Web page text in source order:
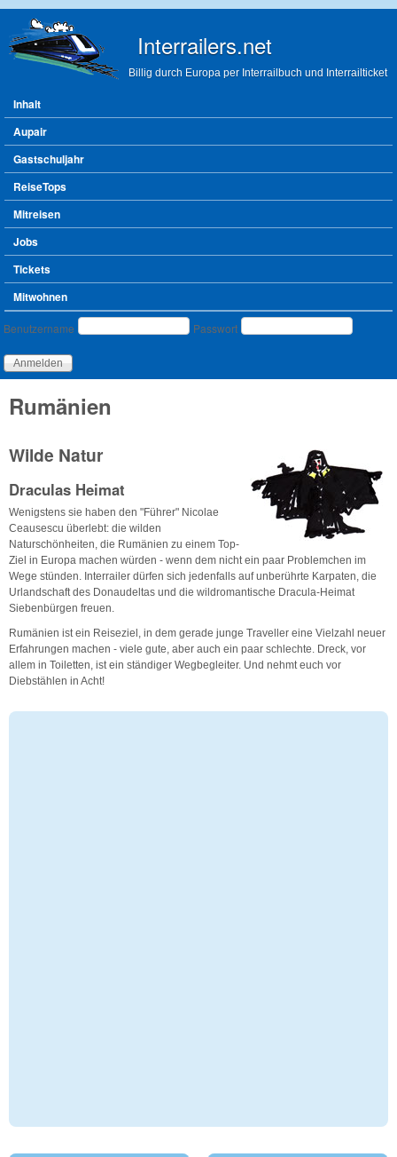
Interrailers.net
Billig durch Europa per Interrailbuch und Interrailticket
Hauptmenü
Inhalt
Aupair
Gastschuljahr
ReiseTops
Mitreisen
Jobs
Tickets
Mitwohnen
Benutzeranmeldung
Benutzername Passwort
Rumänien
Wilde Natur
Draculas Heimat
Wenigstens sie haben den "Führer" Nicolae
Ceausescu überlebt: die wilden
Naturschönheiten, die Rumänien zu einem Top-
Ziel in Europa machen würden - wenn dem nicht ein paar Problemchen im
Wege stünden. Interrailer dürfen sich jedenfalls auf unberührte Karpaten, die
Urlandschaft des Donaudeltas und die wildromantische Dracula-Heimat
Siebenbürgen freuen.
Rumänien ist ein Reiseziel, in dem gerade junge Traveller eine Vielzahl neuer
Erfahrungen machen - viele gute, aber auch ein paar schlechte. Dreck, vor
allem in Toiletten, ist ein ständiger Wegbegleiter. Und nehmt euch vor
Diebstählen in Acht!